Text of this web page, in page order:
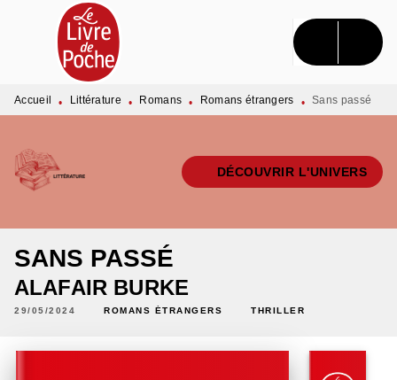
MENU RECHERCHE CONTENU
PIED DE PAGE
Accueil • Littérature • Romans • Romans étrangers • Sans passé
DÉCOUVRIR L'UNIVERS
SANS PASSÉ
ALAFAIR BURKE
29/05/2024 ROMANS ÉTRANGERS THRILLER